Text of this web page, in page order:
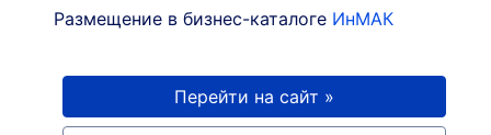
Размещение в бизнес-каталоге ИнМАК
Перейти на сайт »